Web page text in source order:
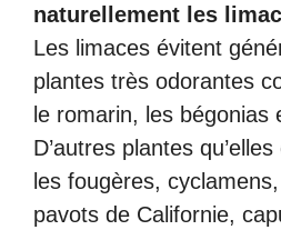
naturellement les
Les limaces évitent
plantes très odorantes
le romarin, les bégonias
D’autres plantes
les fougères,
pavots de Californie,